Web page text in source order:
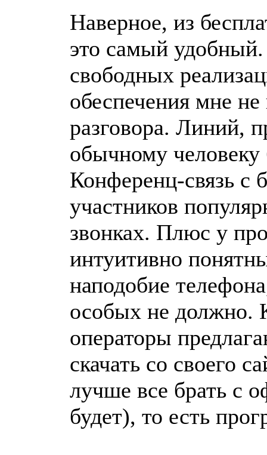
Наверное, из
это самый
свободных
обеспечения мне
разговора. Линий,
обычному
Конференц-связь с
участников
звонках. Плюс у
интуитивно
наподобие
особых не должно.
операторы
скачать со своего
лучше все брать с
будет), то есть